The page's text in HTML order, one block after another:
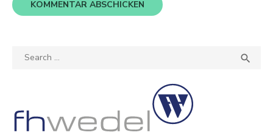
Search
